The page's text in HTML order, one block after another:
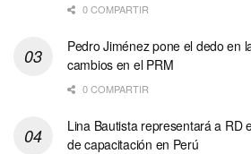
0 COMPARTIR
Pedro Jiménez pone el dedo en
cambios en el PRM
0 COMPARTIR
Lina Bautista representará a RD
de capacitación en Perú